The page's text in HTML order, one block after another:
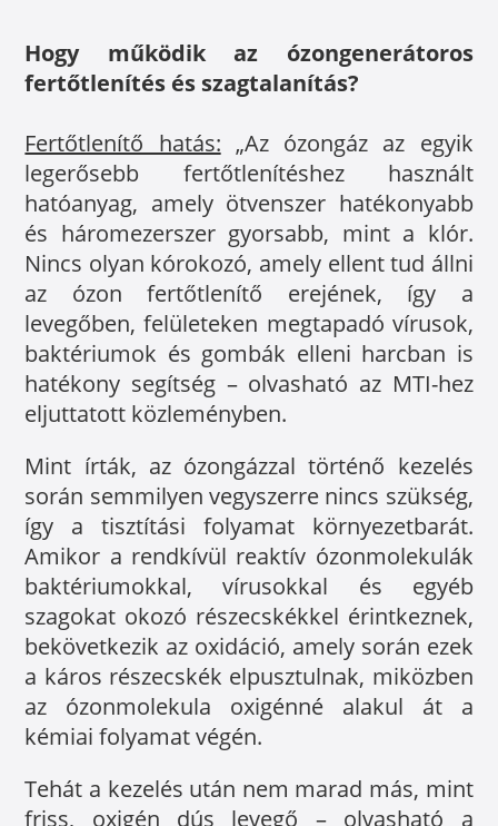
Hogy működik az ózongenerátoros
fertőtlenítés és szagtalanítás?
Fertőtlenítő hatás: „Az ózongáz az egyik
legerősebb fertőtlenítéshez használt
hatóanyag, amely ötvenszer hatékonyabb
és háromezerszer gyorsabb, mint a klór.
Nincs olyan kórokozó, amely ellent tud állni
az ózon fertőtlenítő erejének, így a
levegőben, felületeken megtapadó vírusok,
baktériumok és gombák elleni harcban is
hatékony segítség – olvasható az MTI-hez
eljuttatott közleményben.
Mint írták, az ózongázzal történő kezelés
során semmilyen vegyszerre nincs szükség,
így a tisztítási folyamat környezetbarát.
Amikor a rendkívül reaktív ózonmolekulák
baktériumokkal, vírusokkal és egyéb
szagokat okozó részecskékkel érintkeznek,
bekövetkezik az oxidáció, amely során ezek
a káros részecskék elpusztulnak, miközben
az ózonmolekula oxigénné alakul át a
kémiai folyamat végén.
Tehát a kezelés után nem marad más, mint
friss, oxigén dús levegő – olvasható a